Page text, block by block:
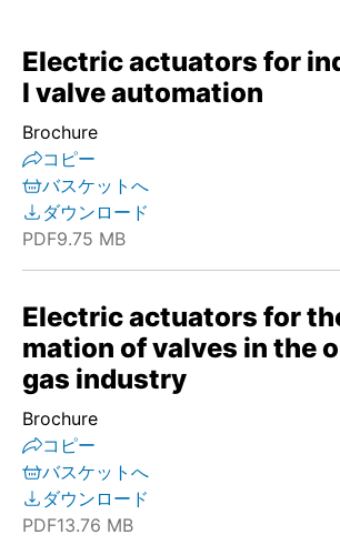
Electric actuators for
l valve automation
Brochure
コピー
バスケットへ
ダウンロード
PDF9.75 MB
Electric actuators for
mation of valves in the
gas industry
Brochure
コピー
バスケットへ
ダウンロード
PDF13.76 MB